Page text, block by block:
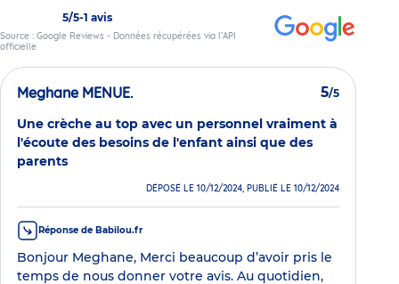
5/5-1 avis
Source : Google Reviews - Données récupérées via l’API
officielle
Meghane MENUE. 5/5
Une crèche au top avec un personnel vraiment à
l'écoute des besoins de l'enfant ainsi que des
parents
DÉPOSÉ LE 10/12/2024, PUBLIÉ LE 10/12/2024
Réponse de Babilou.fr
Bonjour Meghane, Merci beaucoup d’avoir pris le
temps de nous donner votre avis. Au quotidien,